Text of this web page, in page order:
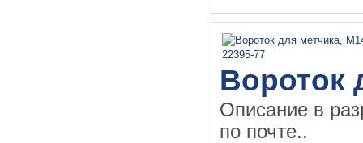
Вороток
Описание в
по почте..